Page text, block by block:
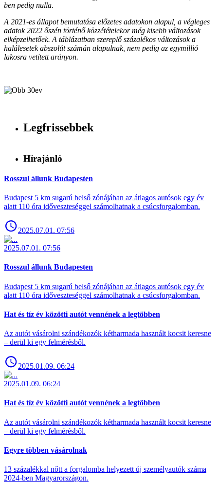
ben pedig nulla.
A 2021-es állapot bemutatása előzetes adatokon alapul, a végleges
adatok 2022 őszén történő közzétételekor még kisebb változások
elképzelhetőek. A táblázatban szereplő százalékos változások a
halálesetek abszolút számán alapulnak, nem pedig az egymillió
lakosra vetített arányon.
Legfrissebbek
Hírajánló
Rosszul állunk Budapesten
Budapest 5 km sugarú belső zónájában az átlagos autósok egy év
alatt 110 óra időveszteséggel számolhatnak a csúcsforgalomban.
2025.07.01. 07:56
2025.07.01. 07:56
Rosszul állunk Budapesten
Budapest 5 km sugarú belső zónájában az átlagos autósok egy év
alatt 110 óra időveszteséggel számolhatnak a csúcsforgalomban.
Hat és tíz év közötti autót vennének a legtöbben
Az autót vásárolni szándékozók kétharmada használt kocsit keresne
– derül ki egy felmérésből.
2025.01.09. 06:24
2025.01.09. 06:24
Hat és tíz év közötti autót vennének a legtöbben
Az autót vásárolni szándékozók kétharmada használt kocsit keresne
– derül ki egy felmérésből.
Egyre többen vásárolnak
13 százalékkal nőtt a forgalomba helyezett új személyautók száma
2024-ben Magyarországon.